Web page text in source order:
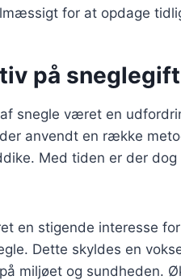
for at opdage
på
snegle været en
anvendt en række
Med tiden er der
en stigende interesse
Dette skyldes en
miljøet og sundheden.